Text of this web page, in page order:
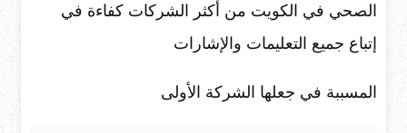
الصحي في الكويت من أكثر الشركات كفاءة في
إتباع جميع التعليمات والإشارات
المسببة في جعلها الشركة الأولى